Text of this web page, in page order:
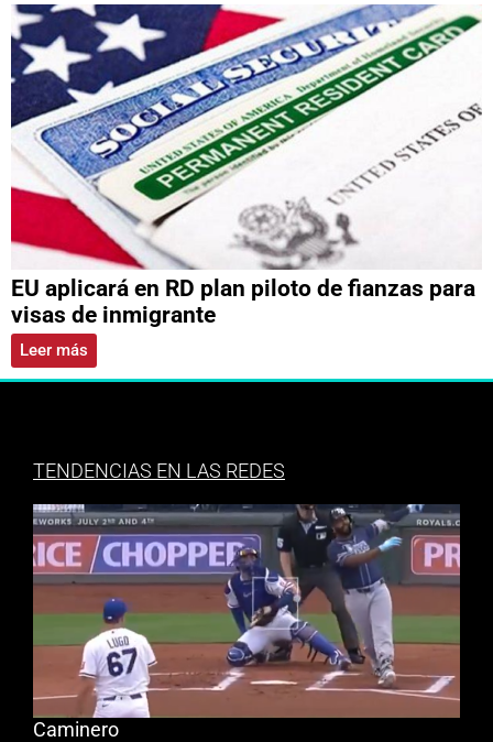
EU aplicará en RD plan piloto de fianzas para
visas de inmigrante
Leer más
TENDENCIAS EN LAS REDES
Caminero